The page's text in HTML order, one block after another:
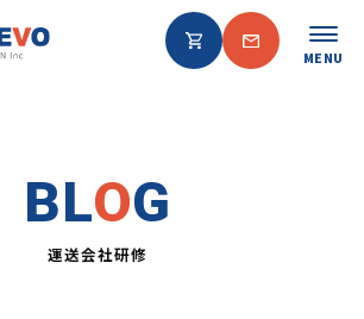
MENU
BLOG
運送会社研修